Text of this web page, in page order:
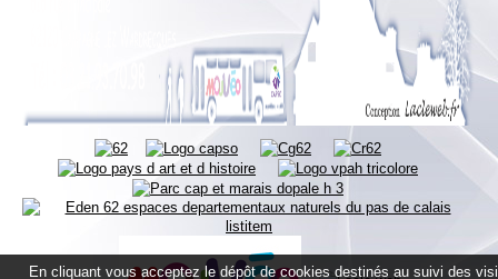
En cliquant vous acceptez le dépôt de cookies destinés au suivi des